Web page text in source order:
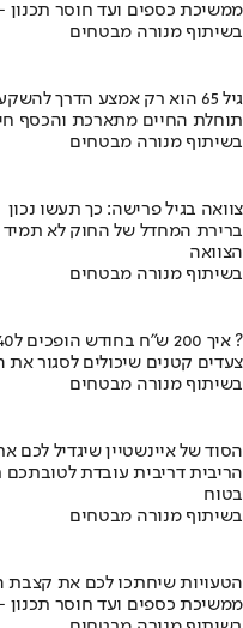
ממשיכת כספים ועד חוסר
בשיתוף מנורה מבטחים
גיל 65 הוא רק אמצע הדרך להשקעה
תוחלת החיים מתארכת והכסף
בשיתוף מנורה מבטחים
צוואה בגיל פרישה: כך תעשו נכון
ברירת המחדל של החוק לא
הצוואה
בשיתוף מנורה מבטחים
איך 200 ש"ח בחודש הופכים ל140 אלף ?
צעדים קטנים שיכולים לסגור את
בשיתוף מנורה מבטחים
הסוד של איינשטיין שיגדיל לכם
הריבית דריבית עובדת
בטוח
בשיתוף מנורה מבטחים
הטעויות שיחתכו לכם את קצבת
ממשיכת כספים ועד חוסר